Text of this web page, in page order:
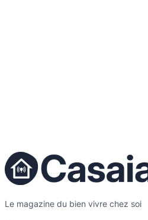
Le magazine du bien vivre chez soi